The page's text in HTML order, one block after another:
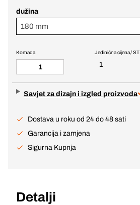
dužina
180 mm
Jedinična cijena / ST
1
Komada
Savjet za dizajn i izgled proizvoda
Dostava u roku od 24 do 48 sati
Garancija i zamjena
Sigurna Kupnja
Detalji